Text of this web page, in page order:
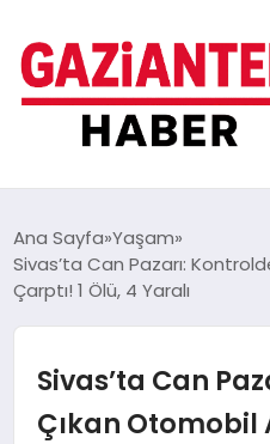
ASAYIŞ
EĞITIM
FINANS
Ana Sayfa Yaşam
Sivas’ta Can Pazarı:
Çarptı! 1 Ölü, 4 Yaralı
Sivas’ta Can
Çıkan Otomobil